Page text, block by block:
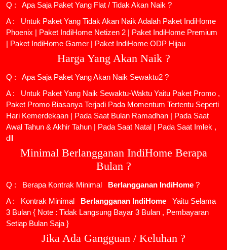
Q : Apa Saja Paket Yang Flat / Tidak Akan Naik ?
A : Untuk Paket Yang Tidak Akan Naik Adalah Paket IndiHome
Phoenix | Paket IndiHome Netizen 2 | Paket IndiHome Premium
| Paket IndiHome Gamer | Paket IndiHome ODP Hijau
Harga Yang Akan Naik ?
Q : Apa Saja Paket Yang Akan Naik Sewaktu2 ?
A : Untuk Paket Yang Naik Sewaktu-Waktu Yaitu Paket Promo ,
Paket Promo Biasanya Terjadi Pada Momentum Tertentu Seperti
Hari Kemerdekaan | Pada Saat Bulan Ramadhan | Pada Saat
Awal Tahun & Akhir Tahun | Pada Saat Natal | Pada Saat Imlek ,
dll
Minimal Berlangganan IndiHome Berapa
Bulan ?
Q : Berapa Kontrak Minimal Berlangganan IndiHome ?
A : Kontrak Minimal
Berlangganan IndiHome
Yaitu Selama
3 Bulan { Note : Tidak Langsung Bayar 3 Bulan , Pembayaran
Setiap Bulan Saja }
Jika Ada Gangguan / Keluhan ?